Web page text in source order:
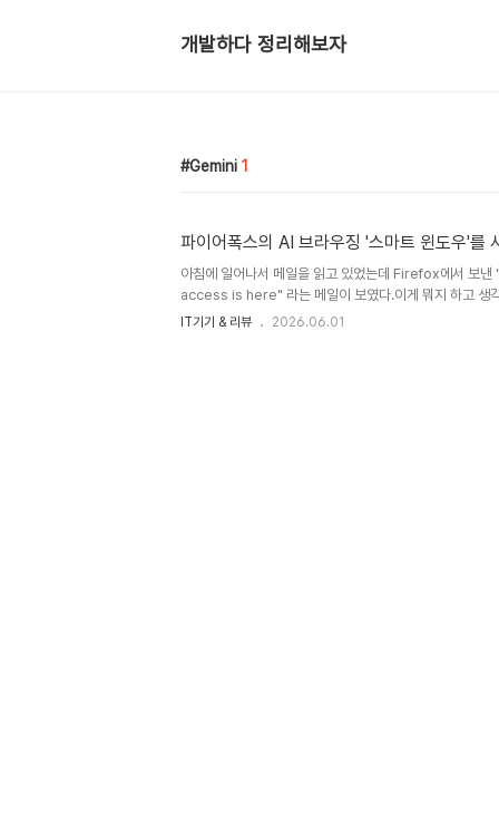
개발하다 정리해보자
Gemini 1
파이어폭스의 AI 브라우징 '스마트 윈도우'를
아침에 일어나서 메일을 읽고 있었는데 Firefox에서 보
access is here" 라는 메일이 보였다.이게 뭐지 하고 생
early access to Smart Window. We'd love your
IT기기 & 리뷰 2026.06.01